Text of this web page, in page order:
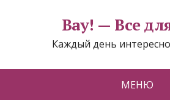
Вау! — Все
Каждый день
МЕНЮ